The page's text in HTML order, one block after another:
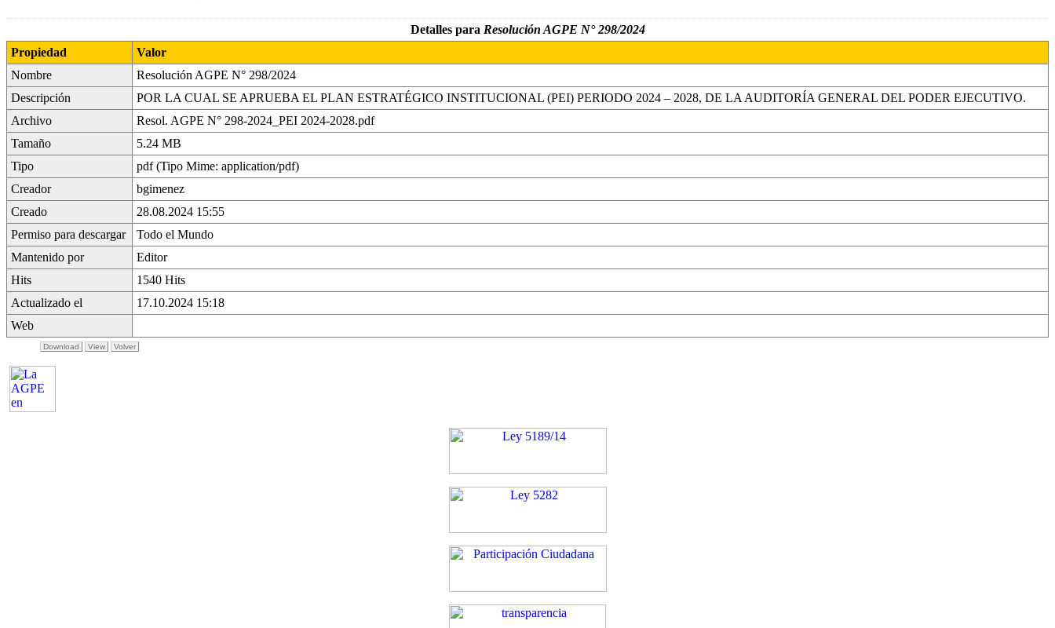
Detalles para Resolución AGPE N° 298/2024
Propiedad
Valor
Nombre
Resolución AGPE N° 298/2024
Descripción
POR LA CUAL SE APRUEBA EL PLAN ESTRATÉGICO INSTITUCIONAL (PEI) PERIODO 2024 – 2028, DE LA AUDITORÍA GENERAL DEL PODER EJECUTIVO.
Archivo
Resol. AGPE N° 298-2024_PEI 2024-2028.pdf
Tamaño
5.24 MB
Tipo
pdf (Tipo Mime: application/pdf)
Creador
bgimenez
Creado
28.08.2024 15:55
Permiso para descargar
Todo el Mundo
Mantenido por
Editor
Hits
1540 Hits
Actualizado el
17.10.2024 15:18
Web
Download View Volver